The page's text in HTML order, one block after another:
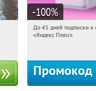
-100%
15:50:27
До 45 дней подписки к
«Яндекс Плюс»
Промокод